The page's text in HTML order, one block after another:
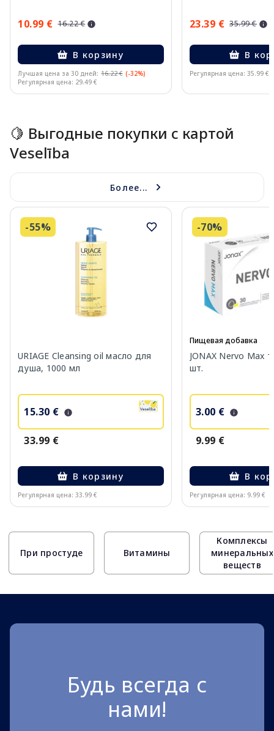
10.99 € 16.22 €
В корзину
Лучшая цена за 30 дней: 16.22 € (-32%)
Регулярная цена: 29.49 €
23.39 € 35.99 €
В
Регулярная цена: 35.99 €
🍋 Выгодные покупки с картой
Veselība
Более...
-55%
URIAGE Cleansing oil масло для
душа, 1000 мл
15.30 €
33.99 €
В корзину
Регулярная цена: 33.99 €
-70%
Пищевая добавка
JONAX Nervo Max
шт.
3.00 €
9.99 €
В
Регулярная цена: 9.99 €
При простуде Витамины
Комплексы
минеральных
веществ
Будь всегда с
нами!